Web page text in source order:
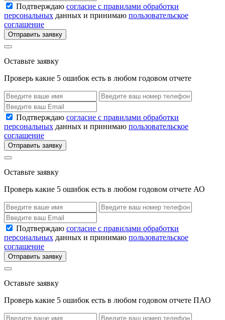
Подтверждаю согласие с правилами обработки
персональных данных и принимаю пользовательское
соглашение
Отправить заявку
Оставьте заявку
Проверь какие 5 ошибок есть в любом годовом отчете
Подтверждаю согласие с правилами обработки
персональных данных и принимаю пользовательское
соглашение
Отправить заявку
Оставьте заявку
Проверь какие 5 ошибок есть в любом годовом отчете АО
Подтверждаю согласие с правилами обработки
персональных данных и принимаю пользовательское
соглашение
Отправить заявку
Оставьте заявку
Проверь какие 5 ошибок есть в любом годовом отчете ПАО